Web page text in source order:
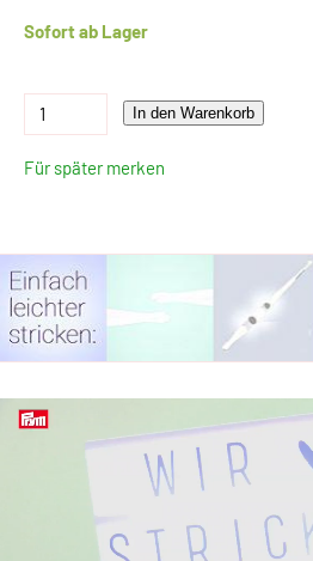
Sofort ab Lager
In den Warenkorb
Für später merken